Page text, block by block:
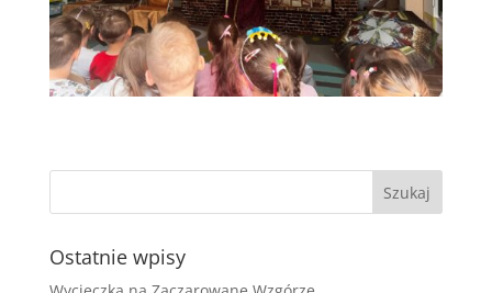
Ostatnie wpisy